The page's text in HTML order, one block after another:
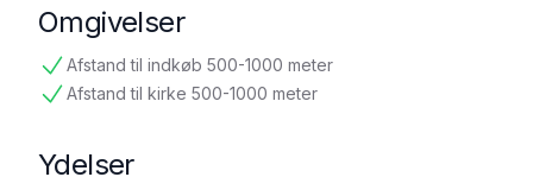
Omgivelser
Afstand til indkøb 500-1000 meter
tilgængelig
Afstand til kirke 500-1000 meter
tilgængelig
Ydelser